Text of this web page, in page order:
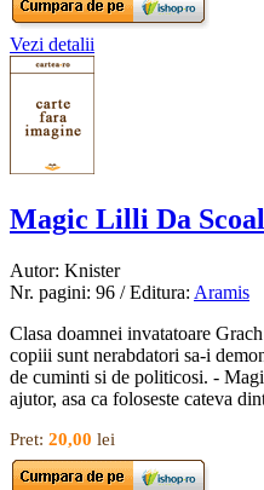
Vezi detalii
Magic Lilli Da
Autor: Knister
Nr. pagini: 96 / Editura: Aramis
Clasa doamnei invatatoare
copiii sunt nerabdatori sa-i
de cuminti si de politicosi. -
ajutor, asa ca foloseste cateva
Pret: 20,00 lei